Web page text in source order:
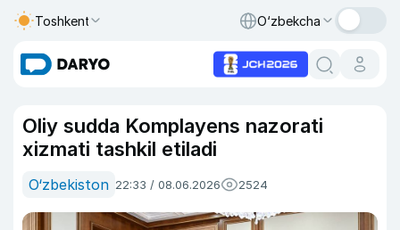
Toshkent O‘zbekcha
Oliy sudda Komplayens nazorati
xizmati tashkil etiladi
O‘zbekiston 22:33 / 08.06.2026 2524